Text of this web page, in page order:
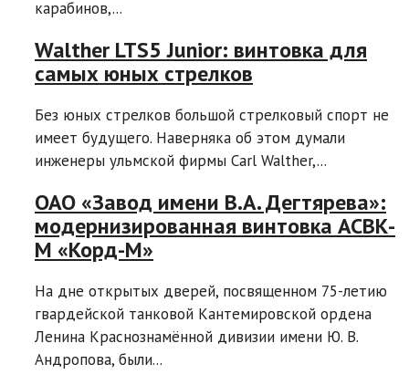
карабинов,...
Walther LTS5 Junior: винтовка для
самых юных стрелков
Без юных стрелков большой стрелковый спорт не
имеет будущего. Наверняка об этом думали
инженеры ульмской фирмы Carl Walther,...
ОАО «Завод имени В.А. Дегтярева»:
модернизированная винтовка АСВК-
М «Корд-М»
На дне открытых дверей, посвященном 75-летию
гвардейской танковой Кантемировской ордена
Ленина Краснознамённой дивизии имени Ю. В.
Андропова, были...